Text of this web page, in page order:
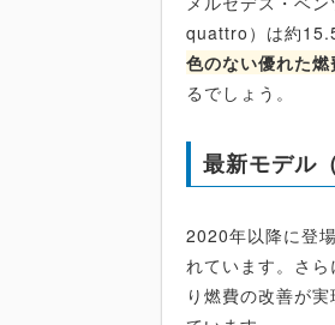
quattro）は約
色のない優れた
るでしょう。
最新モデル
2020年以降に登
れています。さら
り燃費の改善が